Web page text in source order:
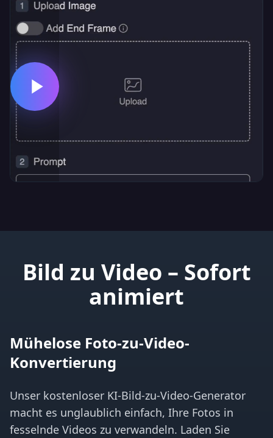
Bild zu Video – Sofort
animiert
Mühelose Foto-zu-Video-
Konvertierung
Unser kostenloser KI-Bild-zu-Video-Generator
macht es unglaublich einfach, Ihre Fotos in
fesselnde Videos zu verwandeln. Laden Sie